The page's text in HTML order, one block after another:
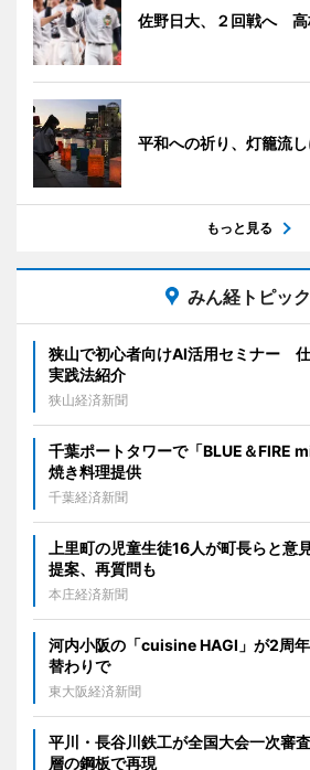
佐野日大、２回戦へ 高
平和への祈り、灯籠流し
もっと見る
みん経トピッ
狭山で初心者向けAI活用セミナー
実践法紹介
狭山経済新聞
千葉ポートタワーで「BLUE＆FIRE
焼き料理提供
千葉経済新聞
上里町の児童生徒16人が町長らと
提案、再質問も
本庄経済新聞
河内小阪の「cuisine HAGI」が2周
替わりで
東大阪経済新聞
平川・長谷川鉄工が全国大会一次審
層の鋼板で再現